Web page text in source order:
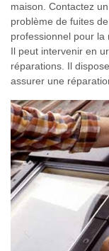
maison. Contactez
problème de fuites
professionnel pour la
Il peut intervenir en
réparations. Il
assurer une